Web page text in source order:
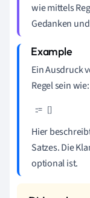
wie mittels
Gedanken
Ein Ausdruck
Regel sein wie:
::= []
Hier
Satzes. Die
optional ist.